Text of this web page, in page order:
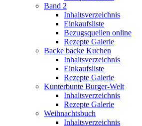
Band 2
Inhaltsverzeichnis
Einkaufsliste
Bezugsquellen online
Rezepte Galerie
Backe backe Kuchen
Inhaltsverzeichnis
Einkaufsliste
Rezepte Galerie
Kunterbunte Burger-Welt
Inhaltsverzeichnis
Rezepte Galerie
Weihnachtsbuch
Inhaltsverzeichnis